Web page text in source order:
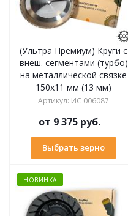
(Ультра Премиум) Круги с
внеш. сегментами (турбо)
на металлической связке
150х11 мм (13 мм)
Артикул: ИС 006087
от 9 375 руб.
Выбрать зерно
НОВИНКА